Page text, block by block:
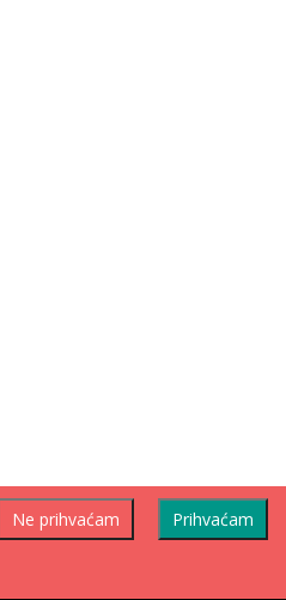
Prihvaćam
Ne prihvaćam